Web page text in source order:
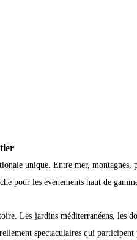
unique. Entre mer, montagnes,
pour les événements haut de
Les jardins méditerranéens, les
spectaculaires qui